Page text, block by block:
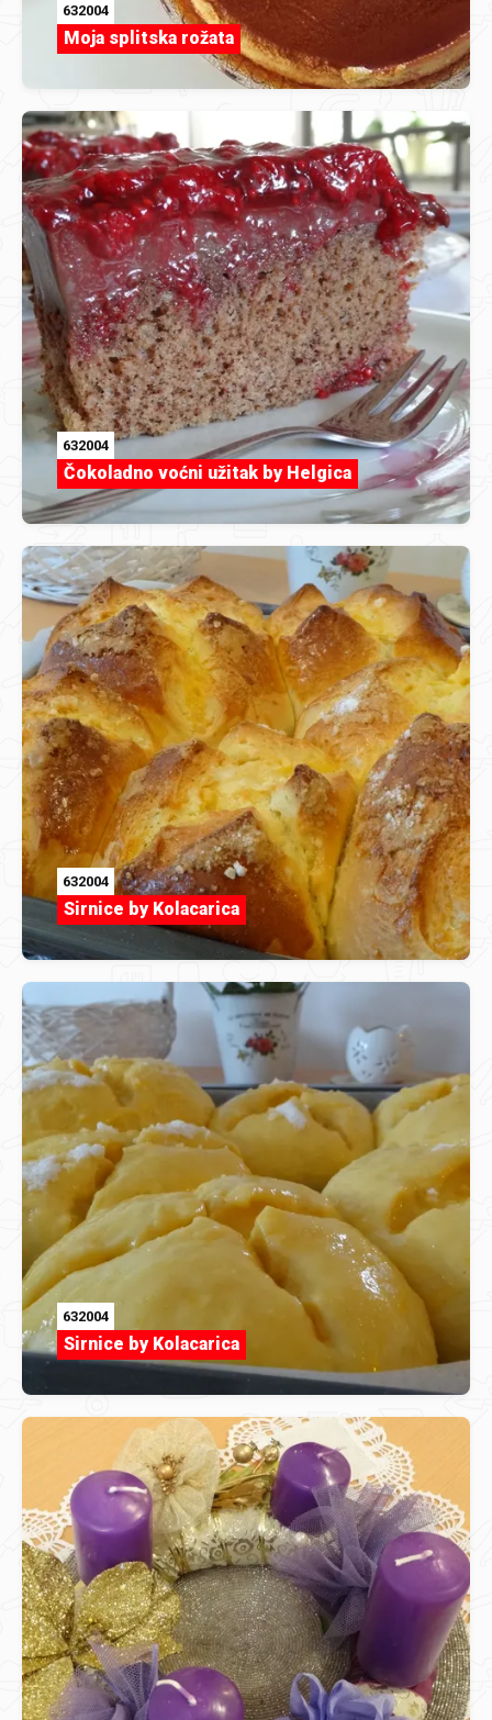
632004
Moja splitska rožata
632004
Čokoladno voćni užitak by Helgica
632004
Sirnice by Kolacarica
632004
Sirnice by Kolacarica